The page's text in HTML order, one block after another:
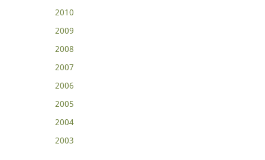
2010
2009
2008
2007
2006
2005
2004
2003